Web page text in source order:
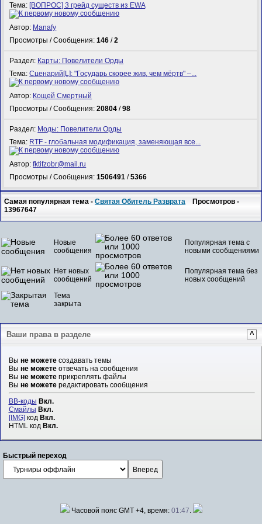
Тема: [ВОПРОС] 3 грейд существ из EWA
Автор: Manafy
Просмотры / Сообщения:146 /2
Раздел: Карты: Повелители Орды
Тема:Сценарий[L]: "Государь скорее жив, чем мёртв" –...
Автор: Кощей Смертный
Просмотры / Сообщения:20804 /98
Раздел: Моды: Повелители Орды
Тема: RTF - глобальная модификация, заменяющая все...
Автор:fktifzobr@mail.ru
Просмотры / Сообщения:1506491 /5366
Самая популярная тема -Святая Обитель Разврата Просмотров -
13967647
Новые
сообщения
Популярная тема с
новыми сообщениями
Нет новых
сообщений
Популярная тема без
новых сообщений
Тема
закрыта
Ваши права в разделе ^
Вы не можетесоздавать темы
Вы не можетеотвечать на сообщения
Вы не можетеприкреплять файлы
Вы не можетередактировать сообщения
BB-коды Вкл.
Смайлы Вкл.
[IMG]код Вкл.
HTML код Вкл.
Быстрый переход
Часовой пояс GMT +4, время: 01:47.